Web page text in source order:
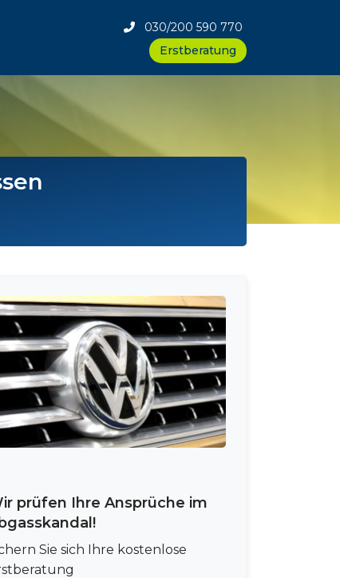
030/200 590 770
Erstberatung
prüfen Ihre Ansprüche im
Sie sich Ihre kostenlose